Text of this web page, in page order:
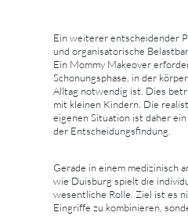
Ein weiterer entscheidender
und organisatorische
Ein Mommy Makeover
Schonungsphase, in der
Alltag notwendig ist. Dies
mit kleinen Kindern. Die
eigenen Situation ist daher
der Entscheidungsfindung.
Gerade in einem medizinisch
wie Duisburg spielt die
wesentliche Rolle. Ziel ist es
Eingriffe zu kombinieren,